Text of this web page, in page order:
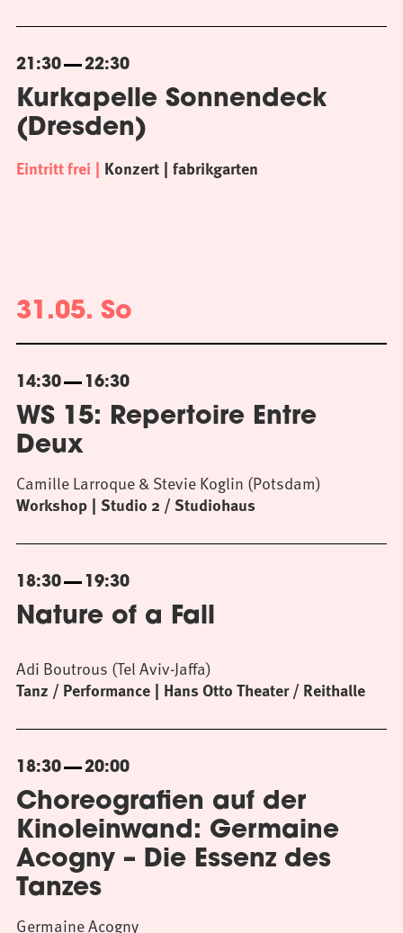
21:30 22:30
Kurkapelle Sonnendeck
(Dresden)
Eintritt frei Konzert fabrikgarten
31.05. So
14:30 16:30
WS 15: Repertoire Entre
Deux
Workshop Studio 2 / Studiohaus
Camille Larroque & Stevie Koglin (Potsdam)
18:30 19:30
Nature of a Fall
Tanz / Performance Hans Otto Theater / Reithalle
Adi Boutrous (Tel Aviv-Jaffa)
18:30 20:00
Choreografien auf der
Kinoleinwand: Germaine
Acogny – Die Essenz des
Tanzes
Germaine Acogny